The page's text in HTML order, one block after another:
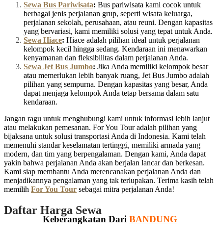
Sewa Bus Pariwisata: Bus pariwisata kami cocok untuk
berbagai jenis perjalanan grup, seperti wisata keluarga,
perjalanan sekolah, perusahaan, atau reuni. Dengan kapasitas
yang bervariasi, kami memiliki solusi yang tepat untuk Anda.
Sewa Hiace: Hiace adalah pilihan ideal untuk perjalanan
kelompok kecil hingga sedang. Kendaraan ini menawarkan
kenyamanan dan fleksibilitas dalam perjalanan Anda.
Sewa Jet Bus Jumbo: Jika Anda memiliki kelompok besar
atau memerlukan lebih banyak ruang, Jet Bus Jumbo adalah
pilihan yang sempurna. Dengan kapasitas yang besar, Anda
dapat menjaga kelompok Anda tetap bersama dalam satu
kendaraan.
Jangan ragu untuk menghubungi kami untuk informasi lebih lanjut
atau melakukan pemesanan. For You Tour adalah pilihan yang
bijaksana untuk solusi transportasi Anda di Indonesia. Kami telah
memenuhi standar keselamatan tertinggi, memiliki armada yang
modern, dan tim yang berpengalaman. Dengan kami, Anda dapat
yakin bahwa perjalanan Anda akan berjalan lancar dan berkesan.
Kami siap membantu Anda merencanakan perjalanan Anda dan
menjadikannya pengalaman yang tak terlupakan. Terima kasih telah
memilih For You Tour sebagai mitra perjalanan Anda!
Daftar Harga Sewa
Keberangkatan Dari BANDUNG